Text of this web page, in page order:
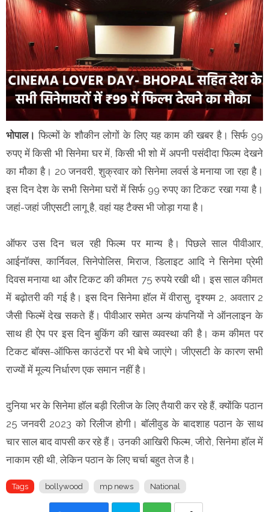
भोपाल।फिल्मों के शौकीन लोगों के लिए यह काम की खबर है। सिर्फ 99
रुपए में किसी भी सिनेमा घर में, किसी भी शो में अपनी पसंदीदा फिल्म देखने
का मौका है। 20 जनवरी, शुक्रवार को सिनेमा लवर्स डे मनाया जा रहा है।
इस दिन देश के सभी सिनेमा घरों में सिर्फ 99 रुपए का टिकट रखा गया है।
जहां-जहां जीएसटी लागू है, वहां यह टैक्स भी जोड़ा गया है।
ऑफर उस दिन चल रही फिल्म पर मान्य है। पिछले साल पीवीआर,
आईनॉक्स, कार्निवल, सिनेपोलिस, मिराज, डिलाइट आदि ने सिनेमा प्रेमी
दिवस मनाया था और टिकट की कीमत 75 रुपये रखी थी। इस साल कीमत
में बढ़ोतरी की गई है। इस दिन सिनेमा हॉल में वीरासु, दृश्यम 2, अवतार 2
जैसी फिल्में देख सकते हैं। पीवीआर समेत अन्य कंपनियों ने ऑनलाइन के
साथ ही ऐप पर इस दिन बुकिंग की खास व्यवस्था की है। कम कीमत पर
टिकट बॉक्स-ऑफिस काउंटरों पर भी बेचे जाएंगे। जीएसटी के कारण सभी
राज्यों में मूल्य निर्धारण एक समान नहीं है।
दुनिया भर के सिनेमा हॉल बड़ी रिलीज के लिए तैयारी कर रहे हैं, क्योंकि पठान
25 जनवरी 2023 को रिलीज होगी। बॉलीवुड के बादशाह पठान के साथ
चार साल बाद वापसी कर रहे हैं। उनकी आखिरी फिल्म, जीरो, सिनेमा हॉल में
नाकाम रही थी, लेकिन पठान के लिए चर्चा बहुत तेज है।
Tags bollywood mp news National